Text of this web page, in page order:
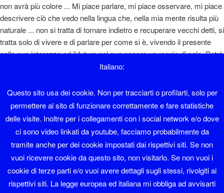
non avrà più colore ... Mi piace parlare, mi piace osservare, mi piace
descrivere ciò che vedo nella lingua che, nella mia mente risulta più
naturale ... non si tratta di tornare indietro e recuperare vecchi detti, si
tratta solo di vivere e di parlare per come si è, vivendo il presente
nella sua interezza ed il futuro nel suo essere un raggio di sole. Potrò
sembrare un ottimista e magari lo sono, però si sta così bene ... "
Diaolin
Sono nato a Sover nel 1962 e ho lavorato in albergo fino al 1995.
Faccio il sistemista con Software libero da una vita.
Sono membro del LinuxTrent Oltrefersina da sempre.
Se volete contattarmi la mia mail è diaolin@diaolin.com
Italiano:
Questo sito usa dei cookie. Non per tracciarti o profilarti, solo per
permettere al sito di funzionare correttamente e fare statistiche
delle visite. Inoltre per i collegamenti con i social network e/o dove
ci sono video linkati da youtube, facciamo probabilmente da
tramite anche per dei cookie impostati dai rispettivi siti. Se non
vuoi ricevere cookie da questo sito, non visitarlo. Se non vuoi i
cookie di terze parti e/o vuoi avere dettagli sugli stessi, rivolgiti ai
rispettivi siti. La legge europea ed italiana mi obbliga ad avvisarti